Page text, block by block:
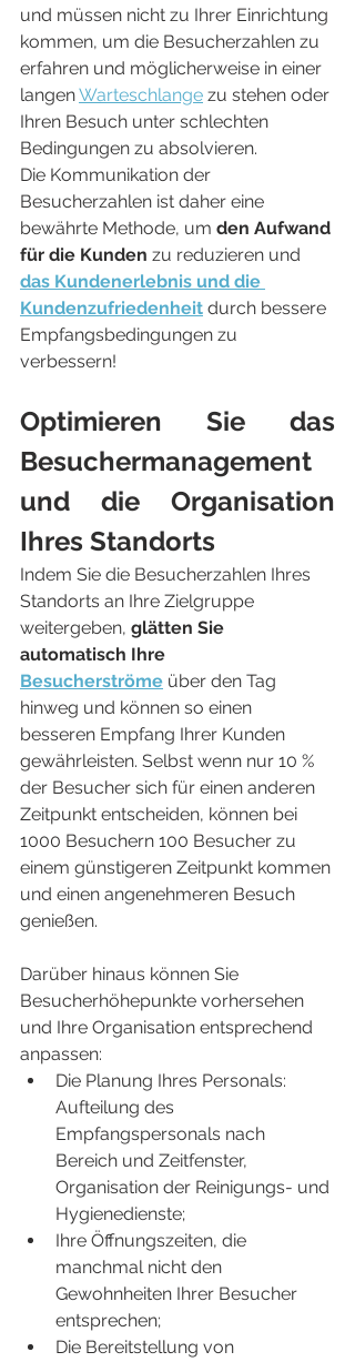
und müssen nicht zu Ihrer Einrichtung
kommen, um die Besucherzahlen zu
erfahren und möglicherweise in einer
langen Warteschlange zu stehen oder
Ihren Besuch unter schlechten
Bedingungen zu absolvieren.
Die Kommunikation der
Besucherzahlen ist daher eine
bewährte Methode, um den Aufwand
für die Kunden zu reduzieren und
das Kundenerlebnis und die
Kundenzufriedenheit durch bessere
Empfangsbedingungen zu
verbessern!
Optimieren Sie das
Besuchermanagement
und die Organisation
Ihres Standorts
Indem Sie die Besucherzahlen Ihres
Standorts an Ihre Zielgruppe
weitergeben, glätten Sie
automatisch Ihre
Besucherströme über den Tag
hinweg und können so einen
besseren Empfang Ihrer Kunden
gewährleisten. Selbst wenn nur 10 %
der Besucher sich für einen anderen
Zeitpunkt entscheiden, können bei
1000 Besuchern 100 Besucher zu
einem günstigeren Zeitpunkt kommen
und einen angenehmeren Besuch
genießen.
Darüber hinaus können Sie
Besucherhöhepunkte vorhersehen
und Ihre Organisation entsprechend
anpassen:
Die Planung Ihres Personals:
Aufteilung des
Empfangspersonals nach
Bereich und Zeitfenster,
Organisation der Reinigungs- und
Hygienedienste;
Ihre Öffnungszeiten, die
manchmal nicht den
Gewohnheiten Ihrer Besucher
entsprechen;
Die Bereitstellung von